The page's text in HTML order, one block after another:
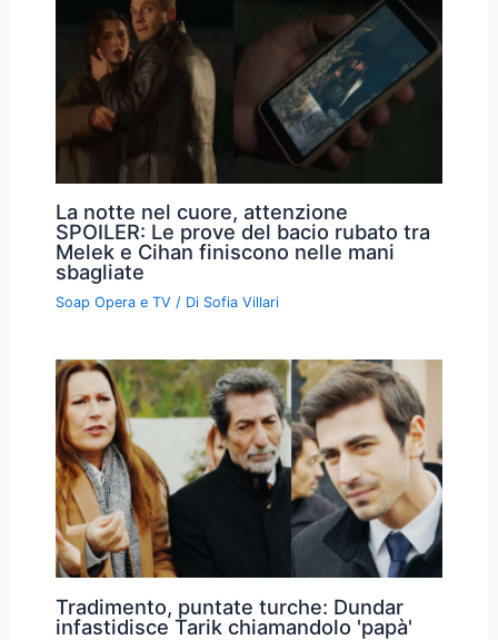
La notte nel cuore, attenzione
SPOILER: Le prove del bacio rubato tra
Melek e Cihan finiscono nelle mani
sbagliate
Soap Opera e TV / Di Sofia Villari
Tradimento, puntate turche: Dundar
infastidisce Tarik chiamandolo 'papà'